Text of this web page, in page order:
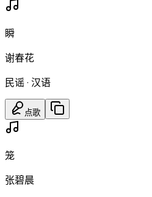
瞬
谢春花
民谣·汉语
点歌
笼
张碧晨